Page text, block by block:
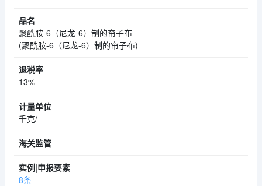
聚酰胺-6（尼龙-6）制的帘子布
(聚酰胺-6（尼龙-6）制的帘子布)
13%
千克/
8条